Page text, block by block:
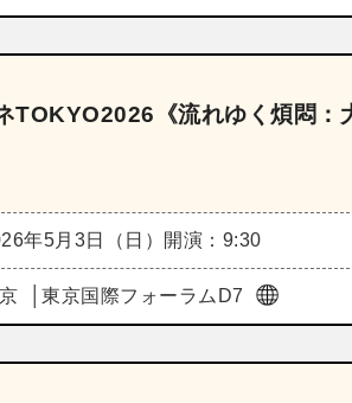
TOKYO2026《流れゆく煩悶：
年5月3日（日） 開演：9:30
東京国際フォーラムD7